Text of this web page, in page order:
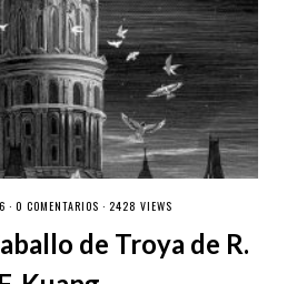
· 0 COMENTARIOS · 2428 VIEWS
de Troya de R.